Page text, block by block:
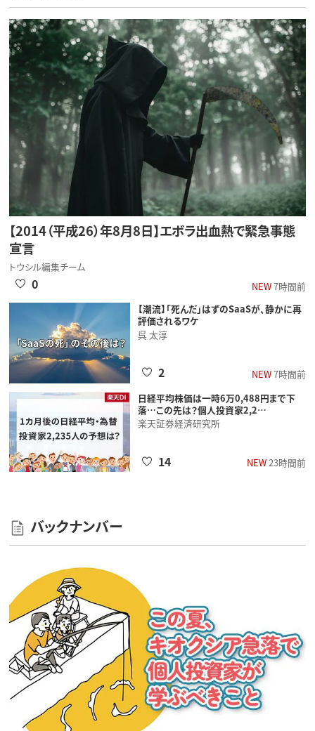
【2014（平成26）年8月8日】エボラ出血熱で緊急事態
宣言
トウシル編集チーム
NEW7時間前
0
【潮流】「死んだ」はずのSaaSが、静かに再
評価されるワケ
呉 太淳
NEW7時間前
2
日経平均株価は一時6万0,488円まで下
落…この先は？個人投資家2,2…
楽天証券経済研究所
NEW23時間前
14
バックナンバー